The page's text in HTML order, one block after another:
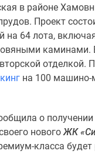
в районе
Проект
на 64 лота,
каминами.
отделкой.
на 100 машино-
о
новогоЖК
класса